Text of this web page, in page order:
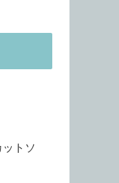
トソ